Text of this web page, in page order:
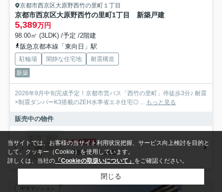
京都市西京区大原野西竹の里町１丁目
京都市西京区大原野西竹の里町1丁目 新築戸建
5,389万円
98.00㎡ (3LDK) /予定 /2階建
阪急京都本線「東向日」駅
駐輪場 閑静な住宅地
耐震構造
新築
2026年9月中旬完成予定！京都市営バス「西竹の里町」停徒歩3分♪ 耐震
×制震ダンパーK3搭載のZEH水準省エネ住宅◎ ...
もっと見る
販売中の物件
5,389万円
- / 98.00㎡ / 3LDK
中古マンション
当サイトでは、お客様の当サイト利用状況把握、サービス向上検討を目的と
して、クッキー（Cookie）を使用しています。
詳しくは、当社の 「Cookieの取扱いについて」 をご確認ください。
閉じる